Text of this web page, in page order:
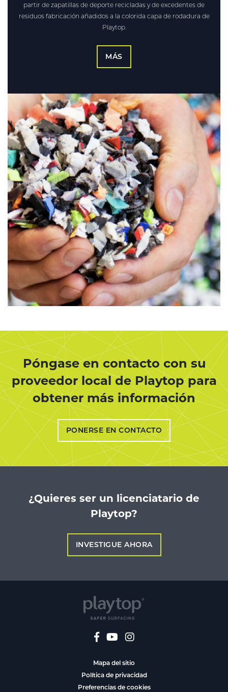
partir de zapatillas de deporte recicladas y de excedentes de
residuos fabricación añadidos a la colorida capa de rodadura de
Playtop.
MÁS
Póngase en contacto con su
proveedor local de Playtop para
obtener más información
PONERSE EN CONTACTO
¿Quieres ser un licenciatario de
Playtop?
INVESTIGUE AHORA
Mapa del sitio
Política de privacidad
Preferencias de cookies